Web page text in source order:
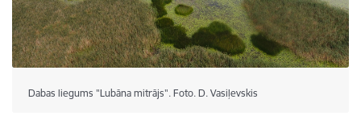
Dabas liegums "Lubāna mitrājs". Foto. D. Vasiļevskis